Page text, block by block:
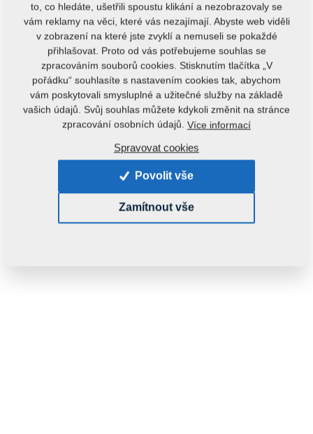
Kód produktu: m81180906-666
Tento díl je použitelný i pro následující stroje:
4,0200 kg
to, co hledáte, ušetřili spoustu klikání a nezobrazovaly se
vám reklamy na věci, které vás nezajímají. Abyste web viděli
v zobrazení na které jste zvyklí a nemuseli se pokaždé
přihlašovat. Proto od vás potřebujeme souhlas se
zpracováním souborů cookies. Stisknutím tlačítka „V
pořádku“ souhlasíte s nastavením cookies tak, abychom
vám poskytovali smysluplné a užitečné služby na základě
vašich údajů. Svůj souhlas můžete kdykoli změnit na stránce
zpracování osobních údajů. Více informací
Spravovat cookies
Povolit vše
Zamítnout vše